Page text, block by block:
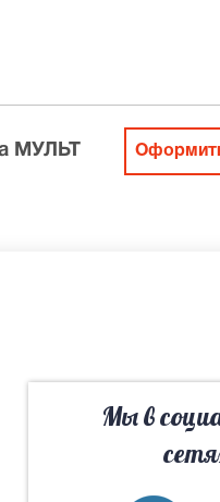
Оплатить заказ
не удалось найти
обязательно
МУЛЬТ
Мы в